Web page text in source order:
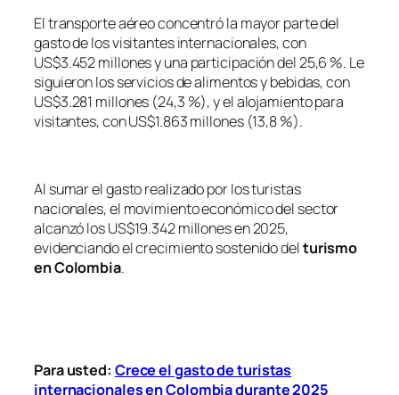
El transporte aéreo concentró la mayor parte del
gasto de los visitantes internacionales, con
US$3.452 millones y una participación del 25,6 %. Le
siguieron los servicios de alimentos y bebidas, con
US$3.281 millones (24,3 %), y el alojamiento para
visitantes, con US$1.863 millones (13,8 %).
Al sumar el gasto realizado por los turistas
nacionales, el movimiento económico del sector
alcanzó los US$19.342 millones en 2025,
evidenciando el crecimiento sostenido delturismo
en Colombia.
Para usted: Crece el gasto de turistas
internacionales en Colombia durante 2025